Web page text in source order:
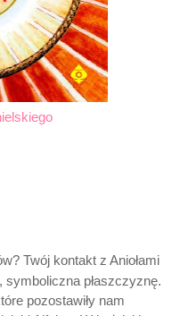
Twój kontakt z Aniołami
płaszczyznę.
pozostawiły nam